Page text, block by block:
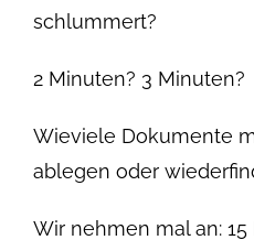
schlummert?
2 Minuten? 3 Minuten?
Wieviele Dokumente
ablegen oder
Wir nehmen mal an: